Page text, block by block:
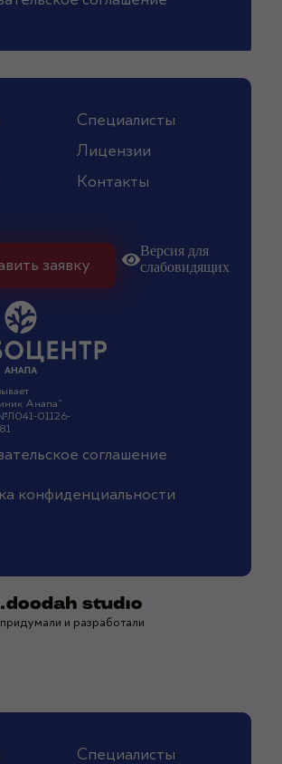
придумали и разработали
Анапа"
01126-
Специалисты
Лицензии
соглашение
конфиденциальности
Контакты
заявку
Версия для
слабовидящих
Специалисты